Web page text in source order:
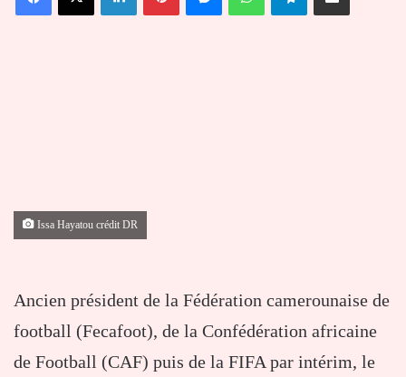
Issa Hayatou crédit DR
Ancien président de la Fédération camerounaise de
football (Fecafoot), de la Confédération africaine
de Football (CAF) puis de la FIFA par intérim, le